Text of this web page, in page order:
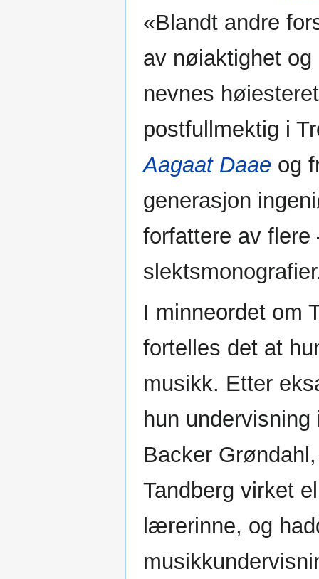
«Blandt andre
av nøiaktighet
nevnes
postfullmektig i
Aagaat Daae og
generasjon
forfattere av
I minneordet om
fortelles det at
musikk. Etter
hun
Backer
Tandberg virket
lærerinne, og